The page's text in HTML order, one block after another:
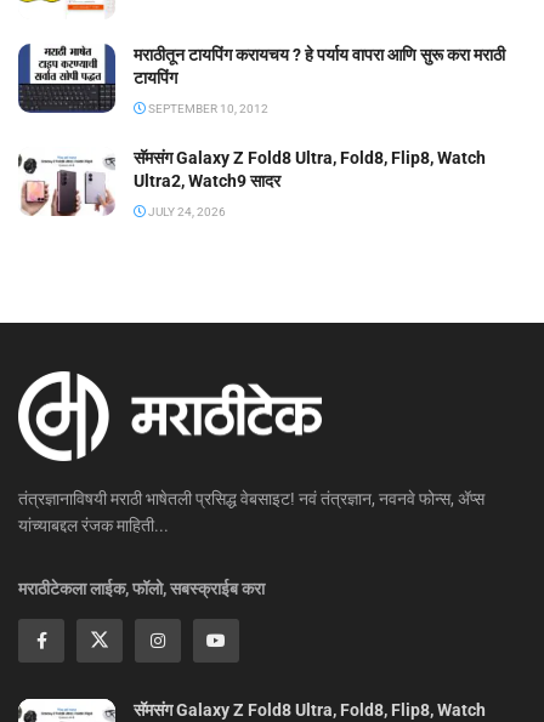
मराठीतून टायपिंग करायचय ? हे पर्याय वापरा आणि सुरू करा मराठी
टायपिंग
SEPTEMBER 10, 2012
सॅमसंग Galaxy Z Fold8 Ultra, Fold8, Flip8, Watch
Ultra2, Watch9 सादर
JULY 24, 2026
तंत्रज्ञानाविषयी मराठी भाषेतली प्रसिद्ध वेबसाइट! नवं तंत्रज्ञान, नवनवे फोन्स, ॲप्स
यांच्याबद्दल रंजक माहिती...
मराठीटेकला लाईक, फॉलो, सबस्क्राईब करा
सॅमसंग Galaxy Z Fold8 Ultra, Fold8, Flip8, Watch